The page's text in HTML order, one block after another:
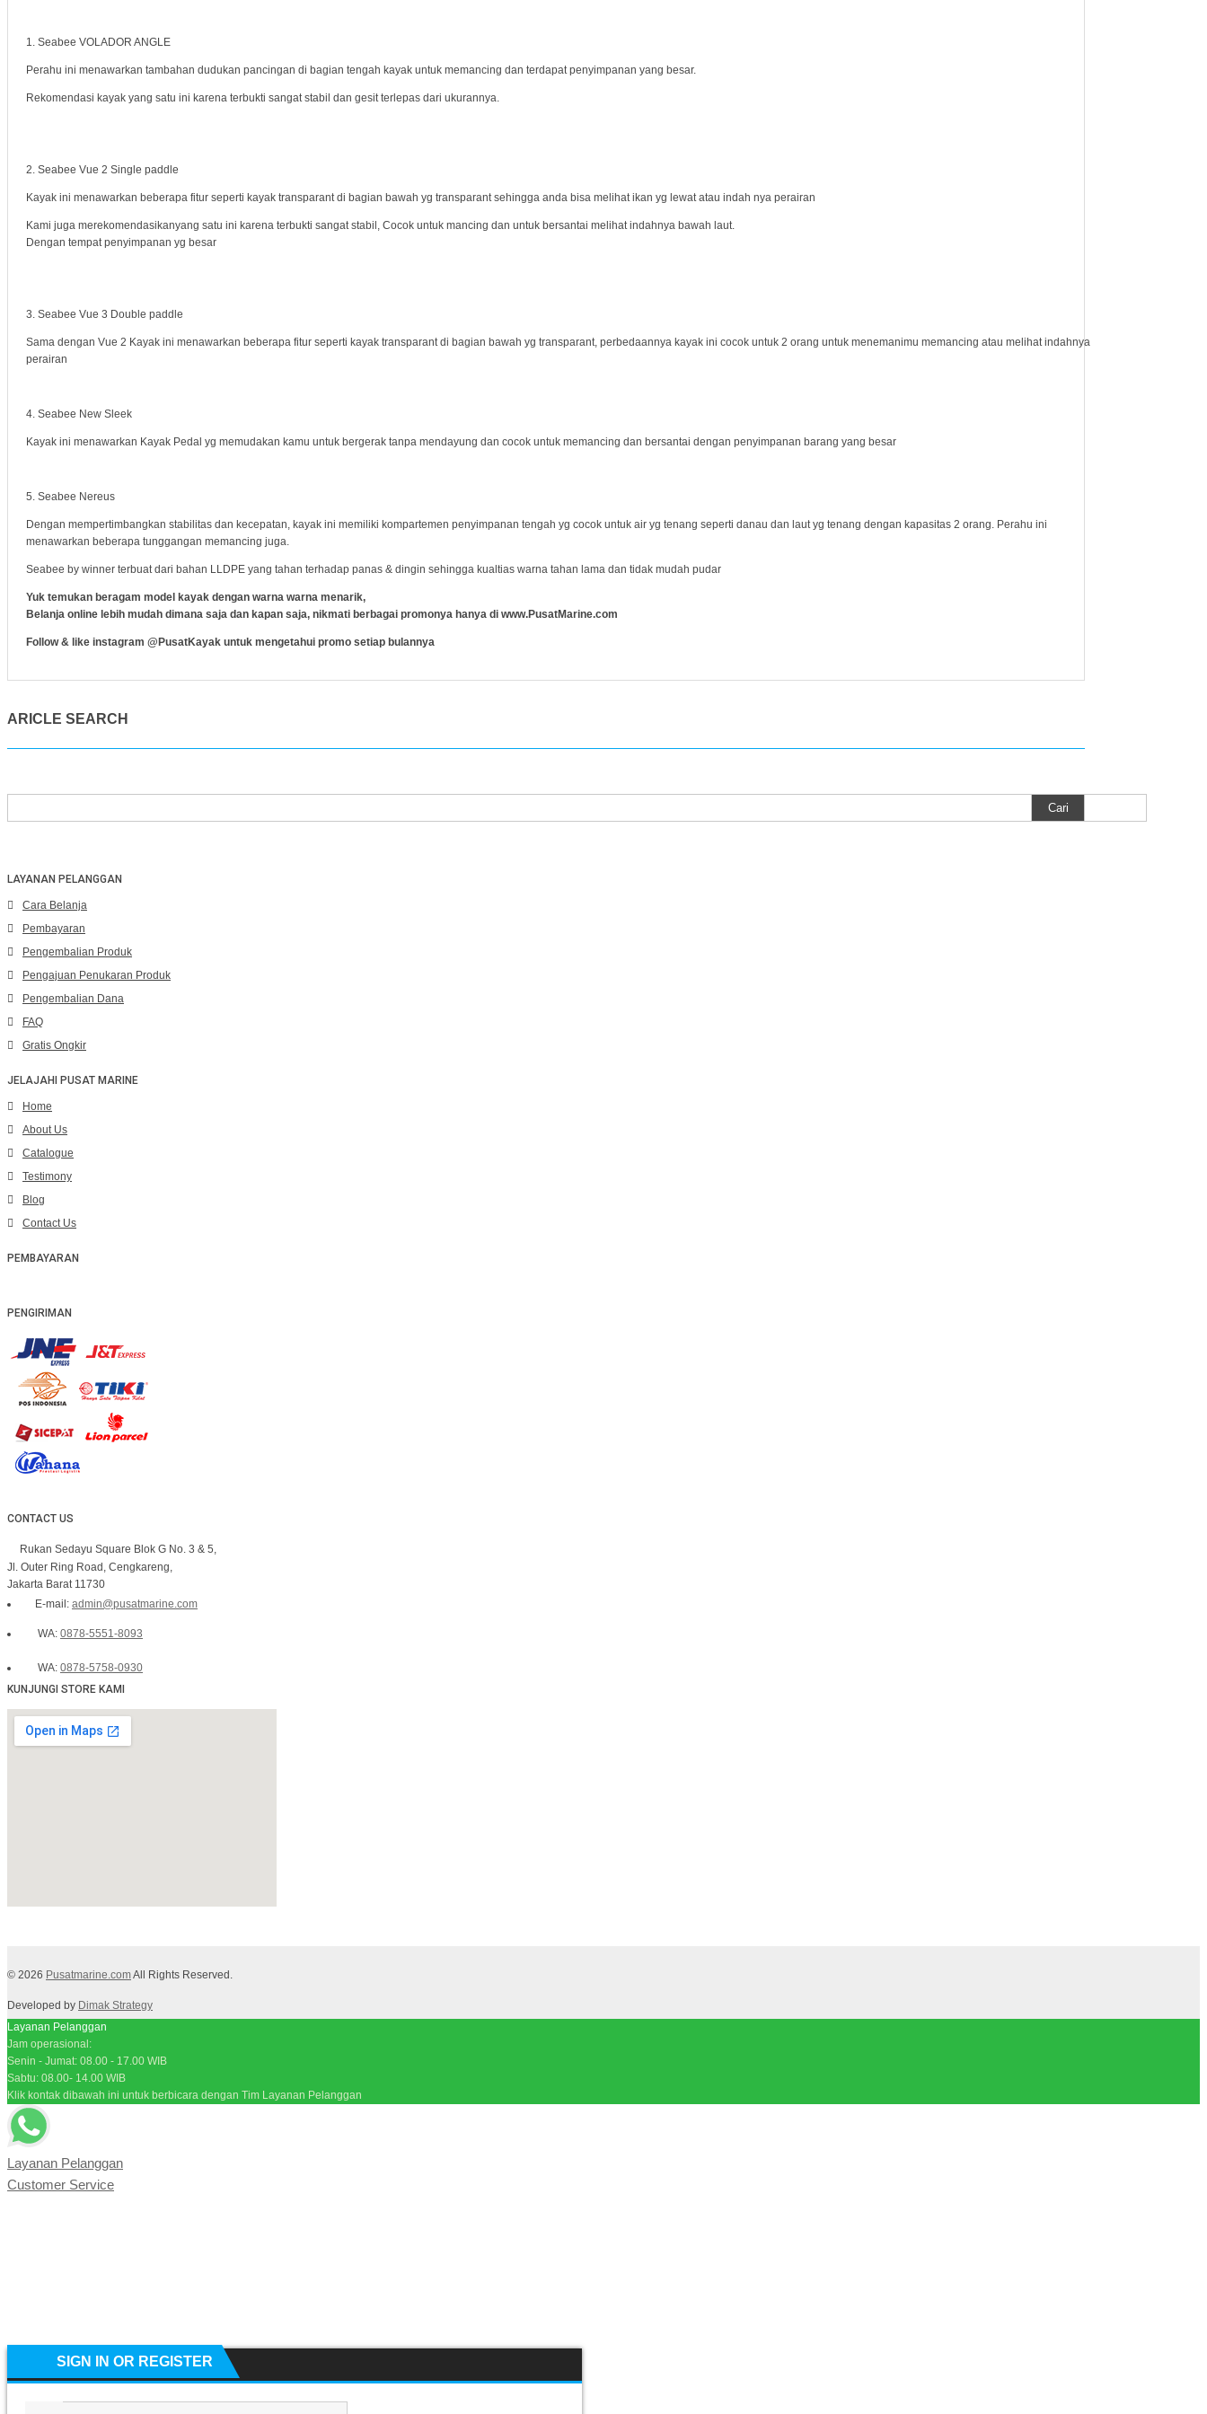
1. Seabee VOLADOR ANGLE
Perahu ini menawarkan tambahan dudukan pancingan di bagian tengah kayak untuk memancing dan terdapat penyimpanan yang besar.
Rekomendasi kayak yang satu ini karena terbukti sangat stabil dan gesit terlepas dari ukurannya.
2. Seabee Vue 2 Single paddle
Kayak ini menawarkan beberapa fitur seperti kayak transparant di bagian bawah yg transparant sehingga anda bisa melihat ikan yg lewat atau indah nya perairan
Kami juga merekomendasikanyang satu ini karena terbukti sangat stabil, Cocok untuk mancing dan untuk bersantai melihat indahnya bawah laut.
Dengan tempat penyimpanan yg besar
3. Seabee Vue 3 Double paddle
Sama dengan Vue 2 Kayak ini menawarkan beberapa fitur seperti kayak transparant di bagian bawah yg transparant, perbedaannya kayak ini cocok untuk 2 orang untuk menemanimu memancing atau melihat indahnya
perairan
4. Seabee New Sleek
Kayak ini menawarkan Kayak Pedal yg memudakan kamu untuk bergerak tanpa mendayung dan cocok untuk memancing dan bersantai dengan penyimpanan barang yang besar
5. Seabee Nereus
Dengan mempertimbangkan stabilitas dan kecepatan, kayak ini memiliki kompartemen penyimpanan tengah yg cocok untuk air yg tenang seperti danau dan laut yg tenang dengan kapasitas 2 orang. Perahu ini
menawarkan beberapa tunggangan memancing juga.
Seabee by winner terbuat dari bahan LLDPE yang tahan terhadap panas & dingin sehingga kualtias warna tahan lama dan tidak mudah pudar
Yuk temukan beragam model kayak dengan warna warna menarik,
Belanja online lebih mudah dimana saja dan kapan saja, nikmati berbagai promonya hanya di www.PusatMarine.com
Follow & like instagram @PusatKayak untuk mengetahui promo setiap bulannya
ARICLE SEARCH
untuk:
LAYANAN PELANGGAN
Cara Belanja
Pembayaran
Pengembalian Produk
Pengajuan Penukaran Produk
Pengembalian Dana
FAQ
Gratis Ongkir
JELAJAHI PUSAT MARINE
Home
About Us
Catalogue
Testimony
Blog
Contact Us
PEMBAYARAN
PENGIRIMAN
CONTACT US
Rukan Sedayu Square Blok G No. 3 & 5,
Jl. Outer Ring Road, Cengkareng,
Jakarta Barat 11730
E-mail: admin@pusatmarine.com
WA: 0878-5551-8093
WA: 0878-5758-0930
KUNJUNGI STORE KAMI
© 2026 Pusatmarine.comAll Rights Reserved.
Developed by Dimak Strategy
Layanan Pelanggan
Jam operasional:
Senin - Jumat: 08.00 - 17.00 WIB
Sabtu: 08.00- 14.00 WIB
Klik kontak dibawah ini untuk berbicara dengan Tim Layanan Pelanggan
Layanan Pelanggan
Customer Service
SIGN IN OR REGISTER